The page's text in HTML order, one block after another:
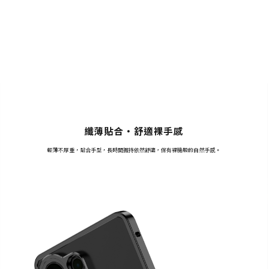
纖薄貼合・舒適裸手感
輕薄不厚重，貼合手型，長時間握持依然舒適，保有裸機般的自然手感。